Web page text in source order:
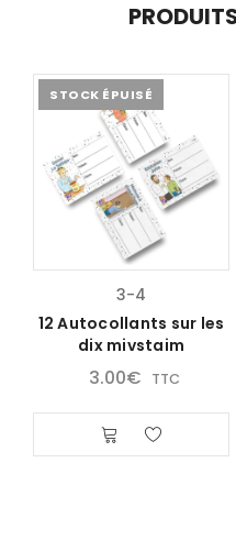
STOCK ÉPUISÉ
3-4
12 Autocollants sur les
dix mivstaim
3.00€ TTC